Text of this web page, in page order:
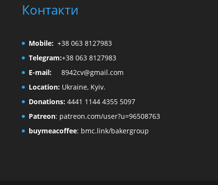
Контакти
Mobile: +38 063 8127983
Telegram:+38 063 8127983
E-mail:
8942cv@gmail.com
Location:Ukraine, Kyiv.
Donations:4441 1144 4355 5097
Patreon: patreon.com/user?u=96508763
buymeacoffee: bmc.link/bakergroup